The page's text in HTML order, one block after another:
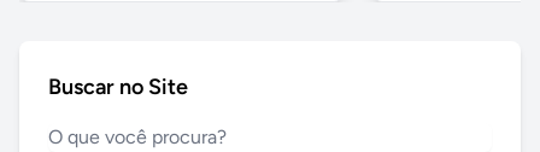
Buscar no Site